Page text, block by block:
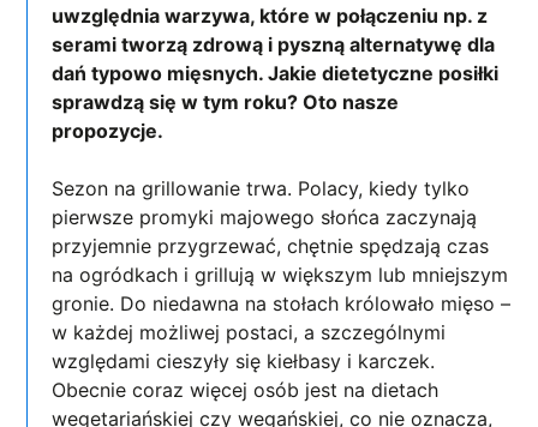
uwzględnia warzywa, które w połączeniu np. z
serami tworzą zdrową i pyszną alternatywę dla
dań typowo mięsnych. Jakie dietetyczne posiłki
sprawdzą się w tym roku? Oto nasze
propozycje.
Sezon na grillowanie trwa. Polacy, kiedy tylko
pierwsze promyki majowego słońca zaczynają
przyjemnie przygrzewać, chętnie spędzają czas
na ogródkach i grillują w większym lub mniejszym
gronie. Do niedawna na stołach królowało mięso –
w każdej możliwej postaci, a szczególnymi
względami cieszyły się kiełbasy i karczek.
Obecnie coraz więcej osób jest na dietach
wegetariańskiej czy wegańskiej, co nie oznacza,